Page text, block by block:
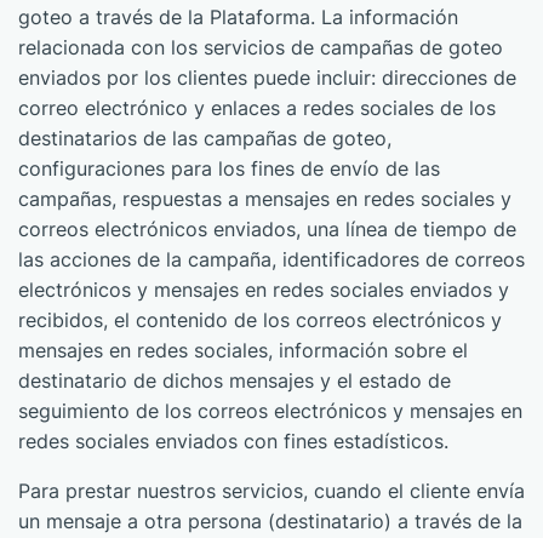
goteo a través de la Plataforma. La información
relacionada con los servicios de campañas de goteo
enviados por los clientes puede incluir: direcciones de
correo electrónico y enlaces a redes sociales de los
destinatarios de las campañas de goteo,
configuraciones para los fines de envío de las
campañas, respuestas a mensajes en redes sociales y
correos electrónicos enviados, una línea de tiempo de
las acciones de la campaña, identificadores de correos
electrónicos y mensajes en redes sociales enviados y
recibidos, el contenido de los correos electrónicos y
mensajes en redes sociales, información sobre el
destinatario de dichos mensajes y el estado de
seguimiento de los correos electrónicos y mensajes en
redes sociales enviados con fines estadísticos.
Para prestar nuestros servicios, cuando el cliente envía
un mensaje a otra persona (destinatario) a través de la